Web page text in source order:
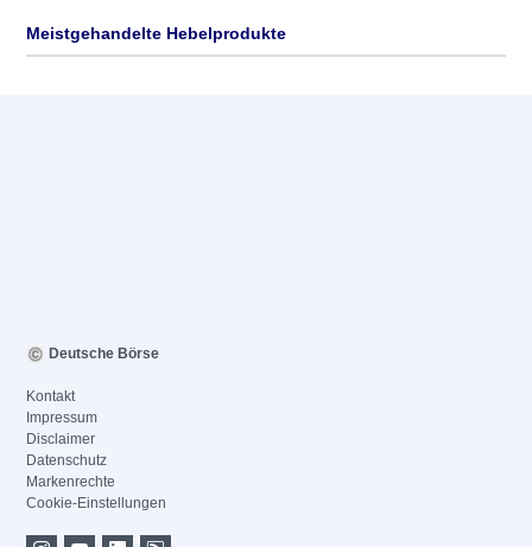
Meistgehandelte Hebelprodukte
Deutsche Börse
Kontakt
Impressum
Disclaimer
Datenschutz
Markenrechte
Cookie-Einstellungen